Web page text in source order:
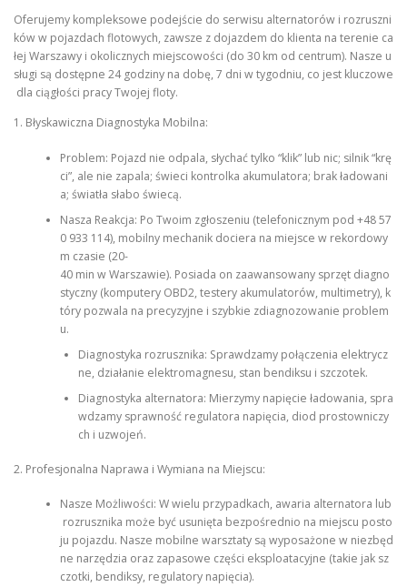
Oferujemy kompleksowe podejście do serwisu alternatorów i rozruszni
ków w pojazdach flotowych, zawsze z dojazdem do klienta na terenie ca
łej Warszawy i okolicznych miejscowości (do 30 km od centrum). Nasze u
sługi są dostępne 24 godziny na dobę, 7 dni w tygodniu, co jest kluczowe
dla ciągłości pracy Twojej floty.
1. Błyskawiczna Diagnostyka Mobilna:
Problem: Pojazd nie odpala, słychać tylko “klik” lub nic; silnik “krę
ci”, ale nie zapala; świeci kontrolka akumulatora; brak ładowani
a; światła słabo świecą.
Nasza Reakcja: Po Twoim zgłoszeniu (telefonicznym pod +48 57
0 933 114), mobilny mechanik dociera na miejsce w rekordowy
m czasie (20-
40 min w Warszawie). Posiada on zaawansowany sprzęt diagno
styczny (komputery OBD2, testery akumulatorów, multimetry), k
tóry pozwala na precyzyjne i szybkie zdiagnozowanie problem
u.
Diagnostyka rozrusznika: Sprawdzamy połączenia elektrycz
ne, działanie elektromagnesu, stan bendiksu i szczotek.
Diagnostyka alternatora: Mierzymy napięcie ładowania, spra
wdzamy sprawność regulatora napięcia, diod prostowniczy
ch i uzwojeń.
2. Profesjonalna Naprawa i Wymiana na Miejscu:
Nasze Możliwości: W wielu przypadkach, awaria alternatora lub
rozrusznika może być usunięta bezpośrednio na miejscu posto
ju pojazdu. Nasze mobilne warsztaty są wyposażone w niezbęd
ne narzędzia oraz zapasowe części eksploatacyjne (takie jak sz
czotki, bendiksy, regulatory napięcia).